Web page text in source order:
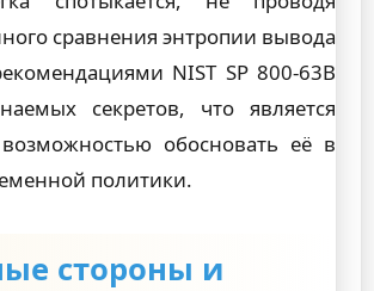
сравнения энтропии вывода
NIST SP 800-63B
секретов, что является
обосновать её в
политики.
стороны и